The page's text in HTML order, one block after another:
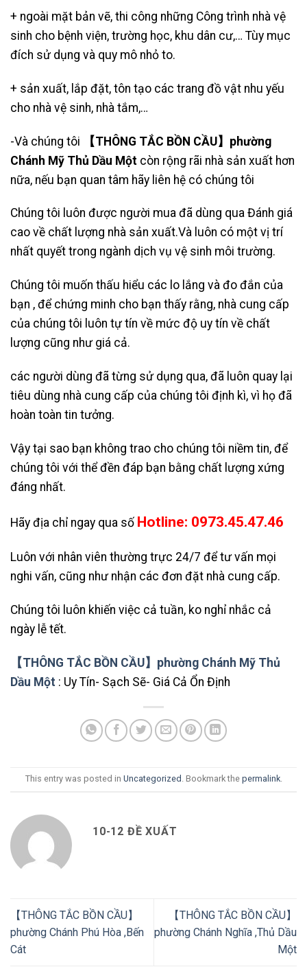
+ ngoài mặt bản vẽ, thi công những Công trình nhà vệ
sinh cho bệnh viện, trường học, khu dân cư,… Tùy mục
đích sử dụng và quy mô nhỏ to.
+ sản xuất, lắp đặt, tôn tạo các trang đồ vật nhu yếu
cho nhà vệ sinh, nhà tắm,…
-Và chúng tôi
【THÔNG TẮC BỒN CẦU】phường
Chánh Mỹ Thủ Dầu Một còn rộng rãi nhà sản xuất hơn
nữa, nếu bạn quan tâm hãy liên hệ có chúng tôi
Chúng tôi luôn được người mua đã dùng qua Đánh giá
cao về chất lượng nhà sản xuất.Và luôn có một vị trí
nhất quyết trong ngành dịch vụ vệ sinh môi trường.
Chúng tôi muốn thấu hiểu các lo lắng và đo đắn của
bạn , để chứng minh cho bạn thấy rằng, nhà cung cấp
của chúng tôi luôn tự tín về mức độ uy tín về chất
lượng cũng như giá cả.
các người dùng đã từng sử dụng qua, đã luôn quay lại
tiêu dùng nhà cung cấp của chúng tôi định kì, vì họ đã
hoàn toàn tin tưởng.
Vậy tại sao bạn không trao cho chúng tôi niềm tin, để
chúng tôi với thể đền đáp bạn bằng chất lượng xứng
đáng nhất.
Hãy địa chỉ ngay qua số Hotline: 0973.45.47.46
Luôn với nhân viên thường trực 24/7 để tư vấn mọi
nghi vấn, cũng như nhận các đơn đặt nhà cung cấp.
Chúng tôi luôn khiến việc cả tuần, ko nghỉ nhắc cả
ngày lễ tết.
【THÔNG TẮC BỒN CẦU】phường Chánh Mỹ Thủ
Dầu Một : Uy Tín- Sạch Sẽ- Giá Cả Ổn Định
This entry was posted in Uncategorized . Bookmark the permalink.
10-12 ĐỀ XUẤT
【THÔNG TẮC BỒN CẦU】
phường Chánh Phú Hòa ,Bến
Cát
【THÔNG TẮC BỒN CẦU】
phường Chánh Nghĩa ,Thủ Dầu
Một